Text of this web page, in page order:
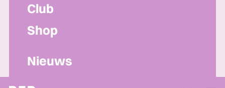
Club
Shop
Nieuws
Lidmaatschap